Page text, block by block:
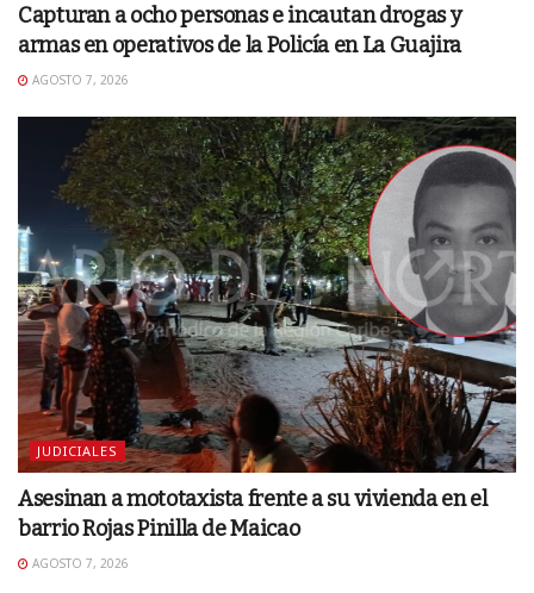
Capturan a ocho personas e incautan drogas y
armas en operativos de la Policía en La Guajira
AGOSTO 7, 2026
JUDICIALES
Asesinan a mototaxista frente a su vivienda en el
barrio Rojas Pinilla de Maicao
AGOSTO 7, 2026